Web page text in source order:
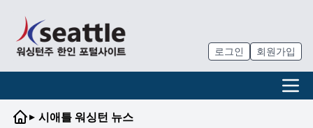
로그인 회원가입
▸ 시애틀 워싱턴 뉴스